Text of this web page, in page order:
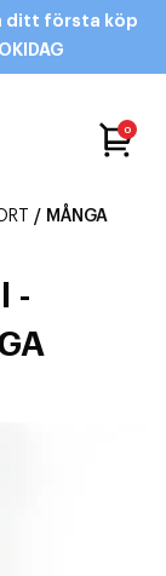
ditt första köp
0
/ MÅNGA
-